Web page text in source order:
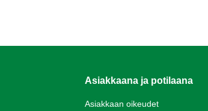
Asiakkaana ja potilaana
Asiakkaan oikeudet